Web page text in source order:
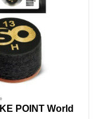
POINT World